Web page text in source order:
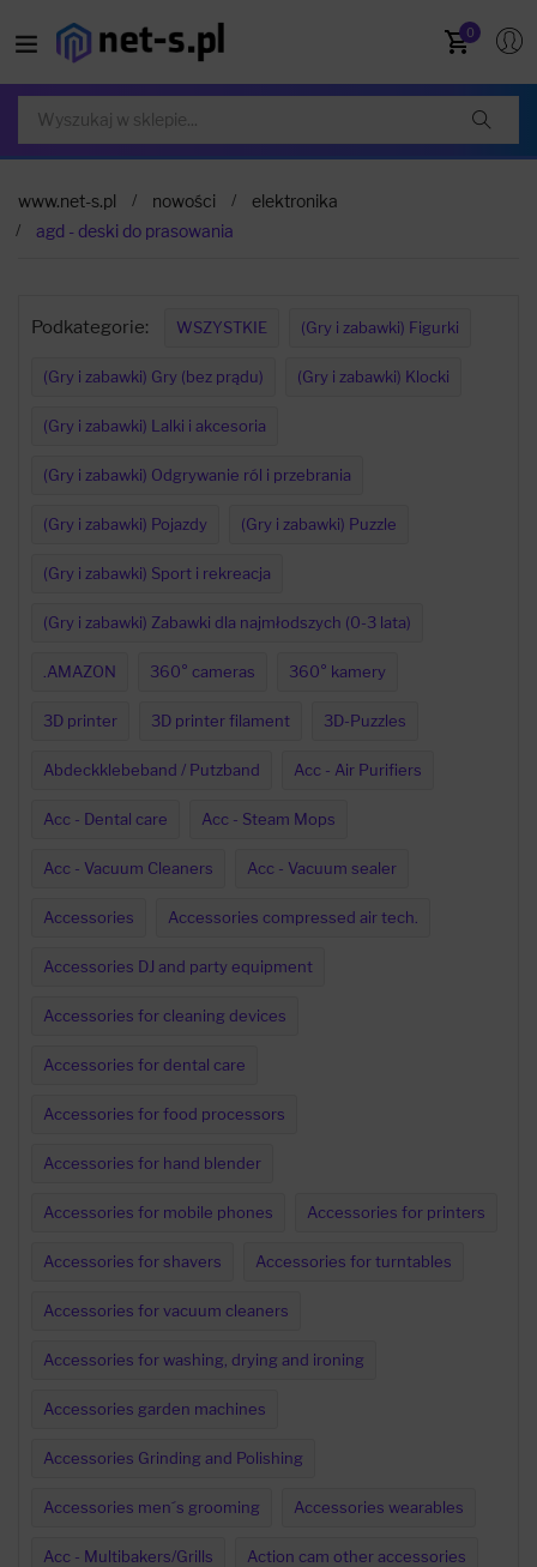
0
www.net-s.pl nowości
elektronika
agd - deski do prasowania
Podkategorie: WSZYSTKIE (Gry i zabawki) Figurki
(Gry i zabawki) Gry (bez prądu) (Gry i zabawki) Klocki
(Gry i zabawki) Lalki i akcesoria
(Gry i zabawki) Odgrywanie ról i przebrania
(Gry i zabawki) Pojazdy (Gry i zabawki) Puzzle
(Gry i zabawki) Sport i rekreacja
(Gry i zabawki) Zabawki dla najmłodszych (0-3 lata)
.AMAZON 360° cameras 360° kamery
3D printer 3D printer filament 3D-Puzzles
Abdeckklebeband / Putzband Acc - Air Purifiers
Acc - Dental care Acc - Steam Mops
Acc - Vacuum Cleaners Acc - Vacuum sealer
Accessories Accessories compressed air tech.
Accessories DJ and party equipment
Accessories for cleaning devices
Accessories for dental care
Accessories for food processors
Accessories for hand blender
Accessories for mobile phones Accessories for printers
Accessories for shavers Accessories for turntables
Accessories for vacuum cleaners
Accessories for washing, drying and ironing
Accessories garden machines
Accessories Grinding and Polishing
Accessories men´s grooming Accessories wearables
Acc - Multibakers/Grills Action cam other accessories